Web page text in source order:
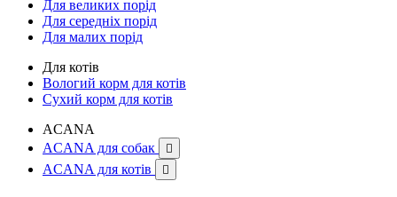
Для великих порід
Для середніх порід
Для малих порід
Для котів
Вологий корм для котів
Сухий корм для котів
ACANA
ACANA для собак

ACANA для котів 